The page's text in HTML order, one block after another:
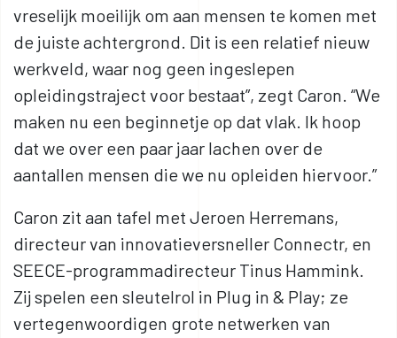
vreselijk moeilijk om aan mensen te komen met
de juiste achtergrond. Dit is een relatief nieuw
werkveld, waar nog geen ingeslepen
opleidingstraject voor bestaat”, zegt Caron. “We
maken nu een beginnetje op dat vlak. Ik hoop
dat we over een paar jaar lachen over de
aantallen mensen die we nu opleiden hiervoor.”
Caron zit aan tafel met Jeroen Herremans,
directeur van innovatieversneller Connectr, en
SEECE-programmadirecteur Tinus Hammink.
Zij spelen een sleutelrol in Plug in & Play; ze
vertegenwoordigen grote netwerken van